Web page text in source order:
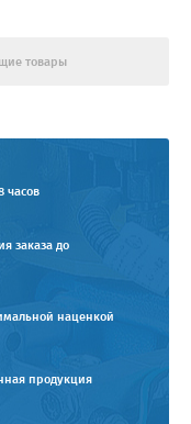
товары
часов
заказа до
наценкой
продукция